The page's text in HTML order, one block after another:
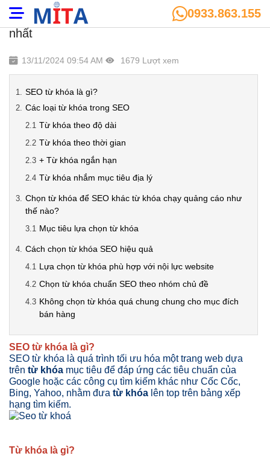
0933.863.155
SEO từ khóa là gì? Cách chọn từ khoá tối ưu
nhất
13/11/2024 09:54 AM 1679 Lượt xem
SEO từ khóa là gì?
Các loại từ khóa trong SEO
Từ khóa theo độ dài
Từ khóa theo thời gian
+ Từ khóa ngắn hạn
Từ khóa nhắm mục tiêu địa lý
Chọn từ khóa để SEO khác từ khóa chạy quảng cáo như
thế nào?
Mục tiêu lựa chọn từ khóa
Cách chọn từ khóa SEO hiệu quả
Lựa chọn từ khóa phù hợp với nội lực website
Chọn từ khóa chuẩn SEO theo nhóm chủ đề
Không chọn từ khóa quá chung chung cho mục đích
bán hàng
SEO từ khóa là gì?
SEO từ khóa là quá trình tối ưu hóa một trang web dựa
trên từ khóa mục tiêu để đáp ứng các tiêu chuẩn của
Google hoặc các công cụ tìm kiếm khác như Cốc Cốc,
Bing, Yahoo, nhằm đưa từ khóa lên top trên bảng xếp
hạng tìm kiếm.
Từ khóa là gì?